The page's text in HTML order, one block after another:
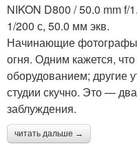
NIKON D800 / 50.0 mm
1/200 с, 50.0 мм экв.
Начинающие фотографы,
огня. Одним кажется,
оборудованием; другие
студии скучно. Это —
заблуждения.
читать дальше →